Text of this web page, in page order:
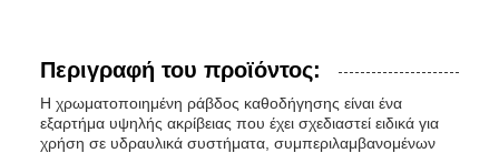
Περιγραφή του προϊόντος:
Η χρωματοποιημένη ράβδος καθοδήγησης είναι ένα
εξαρτήμα υψηλής ακρίβειας που έχει σχεδιαστεί ειδικά για
χρήση σε υδραυλικά συστήματα, συμπεριλαμβανομένων